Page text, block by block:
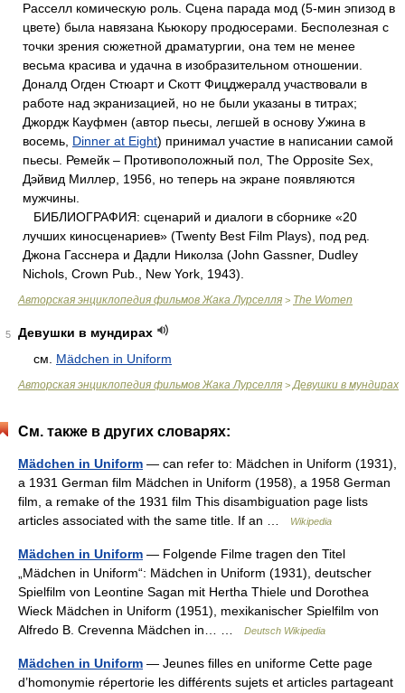
Расселл комическую роль. Сцена парада мод (5-мин эпизод в
цвете) была навязана Кьюкору продюсерами. Бесполезная с
точки зрения сюжетной драматургии, она тем не менее
весьма красива и удачна в изобразительном отношении.
Доналд Огден Стюарт и Скотт Фицджералд участвовали в
работе над экранизацией, но не были указаны в титрах;
Джордж Кауфмен (автор пьесы, легшей в основу Ужина в
восемь, Dinner at Eight) принимал участие в написании самой
пьесы. Ремейк – Противоположный пол, The Opposite Sex,
Дэйвид Миллер, 1956, но теперь на экране появляются
мужчины.
БИБЛИОГРАФИЯ: сценарий и диалоги в сборнике «20
лучших киносценариев» (Twenty Best Film Plays), под ред.
Джона Гасснера и Дадли Николза (John Gassner, Dudley
Nichols, Crown Pub., New York, 1943).
Авторская энциклопедия фильмов Жака Лурселля > The Women
5
Девушки в мундирах
см. Mädchen in Uniform
Авторская энциклопедия фильмов Жака Лурселля > Девушки в мундирах
См. также в других словарях:
Mädchen in Uniform — can refer to: Mädchen in Uniform (1931),
a 1931 German film Mädchen in Uniform (1958), a 1958 German
film, a remake of the 1931 film This disambiguation page lists
articles associated with the same title. If an …
Wikipedia
Mädchen in Uniform — Folgende Filme tragen den Titel
„Mädchen in Uniform“: Mädchen in Uniform (1931), deutscher
Spielfilm von Leontine Sagan mit Hertha Thiele und Dorothea
Wieck Mädchen in Uniform (1951), mexikanischer Spielfilm von
Alfredo B. Crevenna Mädchen in… …
Deutsch Wikipedia
Mädchen in Uniform — Jeunes filles en uniforme Cette page
d’homonymie répertorie les différents sujets et articles partageant